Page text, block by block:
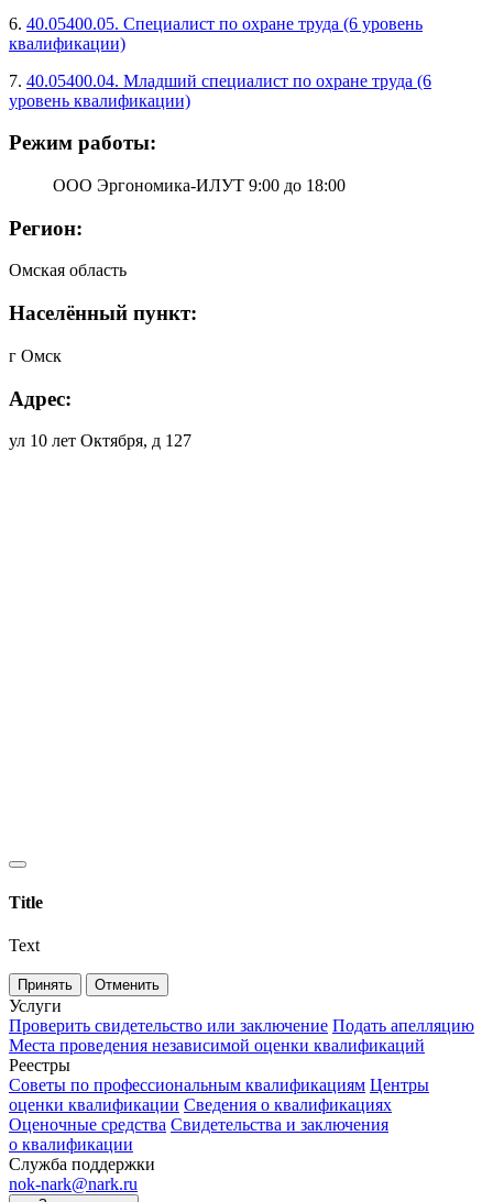
6. 40.05400.05. Специалист по охране труда (6 уровень
квалификации)
7. 40.05400.04. Младший специалист по охране труда (6
уровень квалификации)
Режим работы:
ООО Эргономика-ИЛУТ 9:00 до 18:00
Регион:
Омская область
Населённый пункт:
г Омск
Адрес:
ул 10 лет Октября, д 127
Title
Text
Принять Отменить
Услуги
Проверить свидетельство или заключение Подать апелляцию
Места проведения независимой оценки квалификаций
Реестры
Советы по профессиональным квалификациям Центры
оценки квалификации Сведения о квалификациях
Оценочные средства Свидетельства и заключения
о квалификации
Служба поддержки
nok-nark@nark.ru